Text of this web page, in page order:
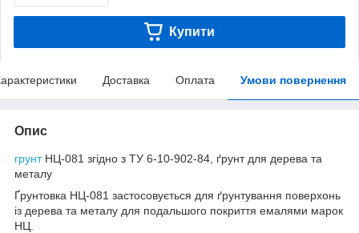
Купити
Доставка Оплата Умови повернення
Опис
грунтНЦ-081 згідно з ТУ 6-10-902-84, ґрунт для дерева та
металу
Ґрунтовка НЦ-081 застосовується для ґрунтування поверхонь
із дерева та металу для подальшого покриття емалями марок
НЦ.